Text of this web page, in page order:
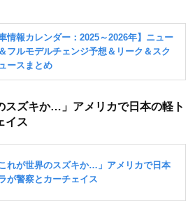
スズキか…」アメリカで日本の軽ト
イス